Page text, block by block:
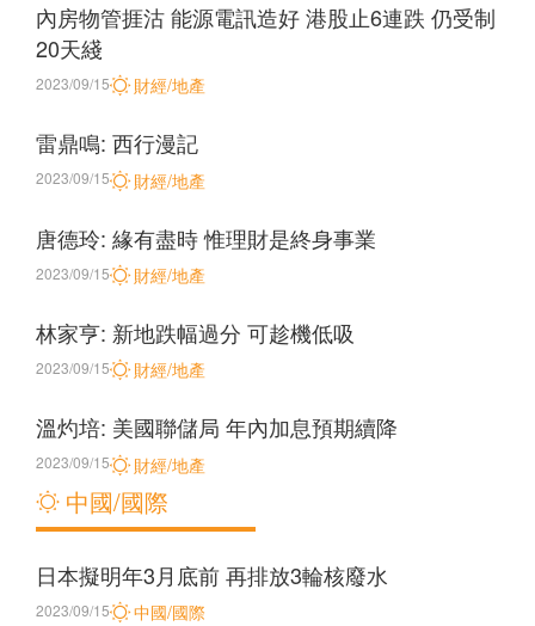
內房物管捱沽 能源電訊造好 港股止6連跌 仍受制
20天綫
財經/地產
2023/09/15
雷鼎鳴: 西行漫記
財經/地產
2023/09/15
唐德玲: 緣有盡時 惟理財是終身事業
財經/地產
2023/09/15
林家亨: 新地跌幅過分 可趁機低吸
財經/地產
2023/09/15
溫灼培: 美國聯儲局 年內加息預期續降
財經/地產
2023/09/15
中國/國際
日本擬明年3月底前 再排放3輪核廢水
中國/國際
2023/09/15